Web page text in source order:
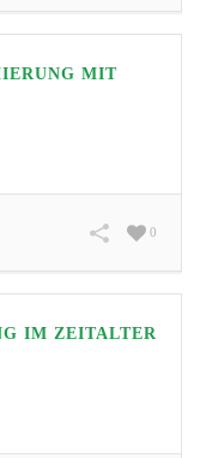
MIT
0
IM ZEITALTER